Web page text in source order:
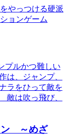
やっつける硬派
ョンゲーム
プルかつ難しい
は、ジャンプ、
ラをひって敵を
敵は吹っ飛び、
ン ～めざ